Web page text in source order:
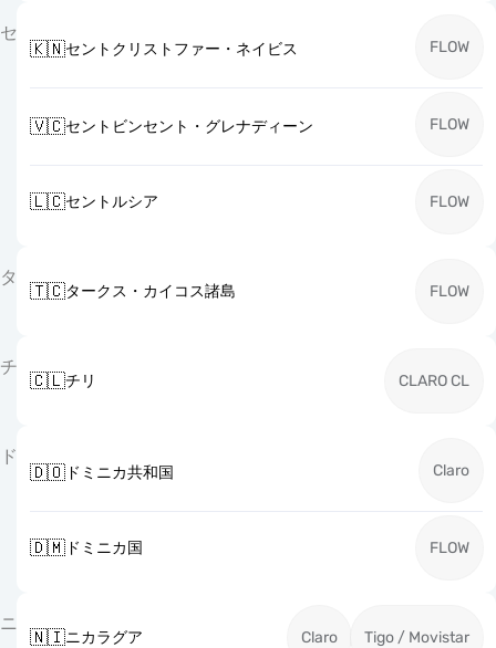
セ
🇰🇳セントクリストファー・ネイビス FLOW
🇻🇨セントビンセント・グレナディーン FLOW
🇱🇨セントルシア FLOW
タ
🇹🇨タークス・カイコス諸島 FLOW
チ
🇨🇱チリ CLARO CL
ド
🇩🇴ドミニカ共和国 Claro
🇩🇲ドミニカ国 FLOW
ニ
🇳🇮ニカラグア Claro Tigo / Movistar